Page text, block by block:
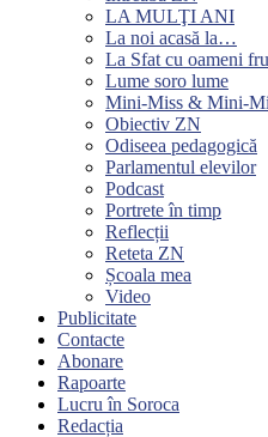
LA MULŢI ANI
La noi acasă la…
La Sfat cu oameni
Lume soro lume
Mini-Miss & Mini-
Obiectiv ZN
Odiseea pedagogică
Parlamentul elevilor
Podcast
Portrete în timp
Reflecții
Reteta ZN
Școala mea
Video
Publicitate
Contacte
Abonare
Rapoarte
Lucru în Soroca
Redacția